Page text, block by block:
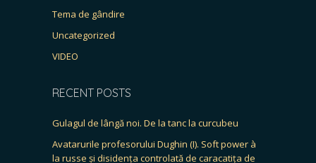
Tema de gândire
Uncategorized
VIDEO
RECENT POSTS
Gulagul de lângă noi. De la tanc la curcubeu
Avatarurile profesorului Dughin (I). Soft power à
la russe și disidența controlată de caracatița de